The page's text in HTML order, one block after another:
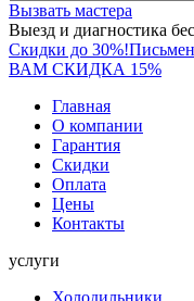
Вызвать мастера
Выезд и диагностика
Скидки до 30%!
ВАМ СКИДКА 15%
Главная
О компании
Гарантия
Скидки
Оплата
Цены
Контакты
услуги
Холодильники